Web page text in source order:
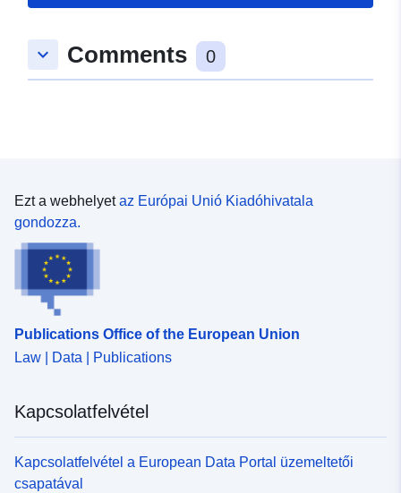
keyboard_arrow_down Comments 0
Ezt a webhelyetaz Európai Unió Kiadóhivatala
gondozza.
Publications Office of the European Union
Law | Data | Publications
Kapcsolatfelvétel
Kapcsolatfelvétel a European Data Portal üzemeltetői
csapatával